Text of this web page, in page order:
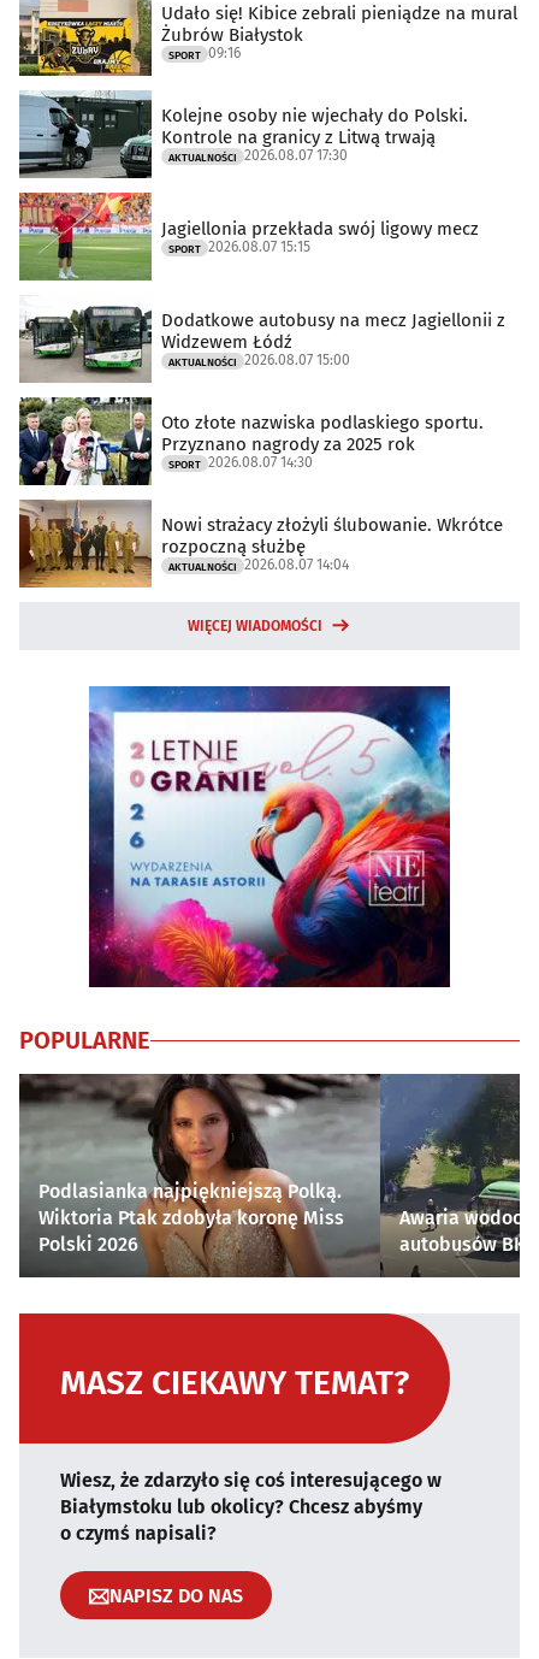
Udało się! Kibice zebrali pieniądze na mural
Żubrów Białystok
SPORT 09:16
Kolejne osoby nie wjechały do Polski.
Kontrole na granicy z Litwą trwają
AKTUALNOŚCI 2026.08.07 17:30
Jagiellonia przekłada swój ligowy mecz
SPORT 2026.08.07 15:15
Dodatkowe autobusy na mecz Jagiellonii z
Widzewem Łódź
AKTUALNOŚCI 2026.08.07 15:00
Oto złote nazwiska podlaskiego sportu.
Przyznano nagrody za 2025 rok
SPORT 2026.08.07 14:30
Nowi strażacy złożyli ślubowanie. Wkrótce
rozpoczną służbę
AKTUALNOŚCI 2026.08.07 14:04
WIĘCEJ WIADOMOŚCI
POPULARNE
Podlasianka najpiękniejszą Polką.
Wiktoria Ptak zdobyła koronę Miss
Polski 2026
Awaria
autobusów
MASZ CIEKAWY TEMAT?
Wiesz, że zdarzyło się coś interesującego w
Białymstoku lub okolicy? Chcesz abyśmy
o czymś napisali?
NAPISZ DO NAS